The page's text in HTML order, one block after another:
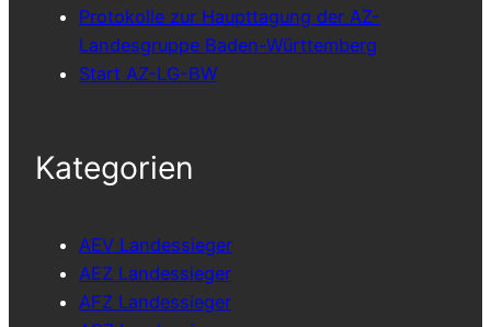
Protokolle zur Haupttagung der AZ-
Landesgruppe Baden-Württemberg
Start AZ-LG-BW
Kategorien
AEV Landessieger
AEZ Landessieger
AFZ Landessieger